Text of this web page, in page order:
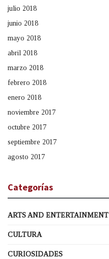
julio 2018
junio 2018
mayo 2018
abril 2018
marzo 2018
febrero 2018
enero 2018
noviembre 2017
octubre 2017
septiembre 2017
agosto 2017
Categorías
ARTS AND ENTERTAINMENT
CULTURA
CURIOSIDADES